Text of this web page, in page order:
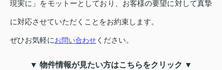
現実に」をモットーとしており、お客様の要望に対して真摯
に対応させていただくことをお約束します。
ぜひお気軽にお問い合わせ ください。
▼ 物件情報が見たい方はこちらをクリック ▼